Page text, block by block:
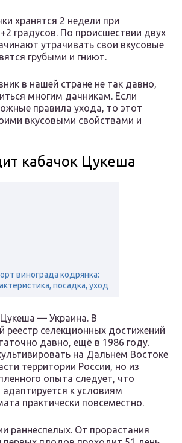
хранятся 2 недели при
градусов. По происшествии двух
утрачивать свои вкусовые
грубыми и гниют.
в нашей стране не так давно,
многим дачникам. Если
правила ухода, то этот
вкусовыми свойствами и
кабачок Цукеша
винограда кодрянка:
посадка, уход
— Украина. В
реестр селекционных достижений
давно, ещё в 1986 году.
на Дальнем Востоке
территории России, но из
опыта следует, что
к условиям
практически повсеместно.
раннеспелых. От прорастания